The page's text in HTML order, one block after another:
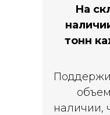
А
На
тонн
наличии,